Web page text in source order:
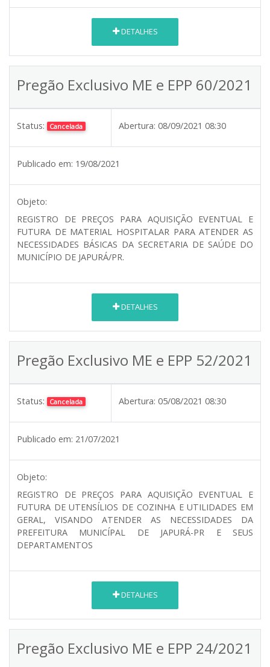
DETALHES
Pregão Exclusivo ME e EPP 60/2021
Status: Cancelada Abertura: 08/09/2021 08:30
Publicado em: 19/08/2021
Objeto:
REGISTRO DE PREÇOS PARA AQUISIÇÃO EVENTUAL E
FUTURA DE MATERIAL HOSPITALAR PARA ATENDER AS
NECESSIDADES BÁSICAS DA SECRETARIA DE SAÚDE DO
MUNICÍPIO DE JAPURÁ/PR.
DETALHES
Pregão Exclusivo ME e EPP 52/2021
Status: Cancelada Abertura: 05/08/2021 08:30
Publicado em: 21/07/2021
Objeto:
REGISTRO DE PREÇOS PARA AQUISIÇÃO EVENTUAL E
FUTURA DE UTENSÍLIOS DE COZINHA E UTILIDADES EM
GERAL, VISANDO ATENDER AS NECESSIDADES DA
PREFEITURA MUNICÍPAL DE JAPURÁ-PR E SEUS
DEPARTAMENTOS
DETALHES
Pregão Exclusivo ME e EPP 24/2021